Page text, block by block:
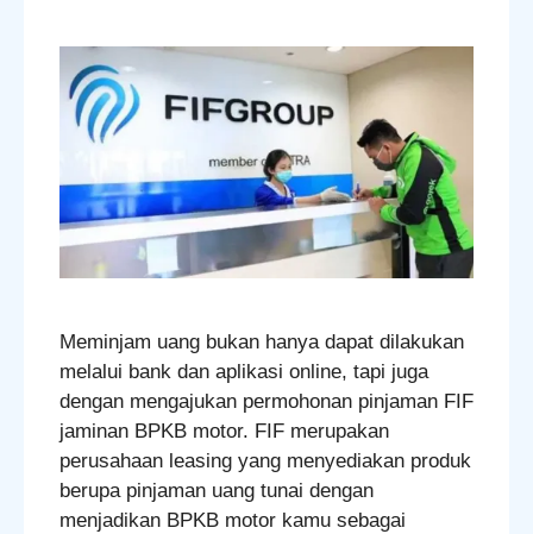
Meminjam uang bukan hanya dapat dilakukan
melalui bank dan aplikasi online, tapi juga
dengan mengajukan permohonan pinjaman FIF
jaminan BPKB motor. FIF merupakan
perusahaan leasing yang menyediakan produk
berupa pinjaman uang tunai dengan
menjadikan BPKB motor kamu sebagai